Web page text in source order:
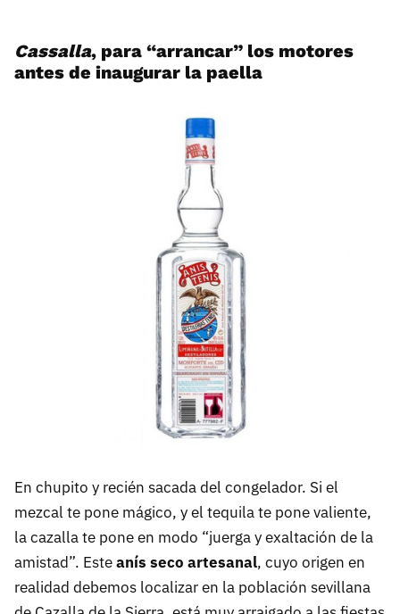
Cassalla, para “arrancar” los motores
antes de inaugurar la paella
En chupito y recién sacada del congelador. Si el
mezcal te pone mágico, y el tequila te pone valiente,
la cazalla te pone en modo “juerga y exaltación de la
amistad”. Esteanís seco artesanal, cuyo origen en
realidad debemos localizar en la población sevillana